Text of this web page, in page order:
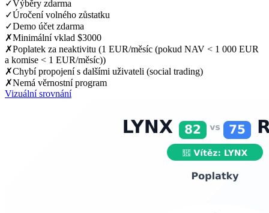
✓Výběry zdarma
✓Úročení volného zůstatku
✓Demo účet zdarma
✗Minimální vklad $3000
✗Poplatek za neaktivitu (1 EUR/měsíc (pokud NAV < 1 000 EUR
a komise < 1 EUR/měsíc))
✗Chybí propojení s dalšími uživateli (social trading)
✗Nemá věrnostní program
Vizuální srovnání